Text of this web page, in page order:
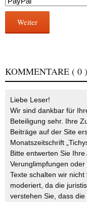
Weiter
KOMMENTARE ( 0 )
Liebe Leser!
Wir sind dankbar für
Beteiligung sehr. Ihre
Beiträge auf der Site
Monatszeitschrift
Bitte entwerten Sie
Verunglimpfungen
Texte schalten wir
moderiert, da die
verstehen Sie, dass